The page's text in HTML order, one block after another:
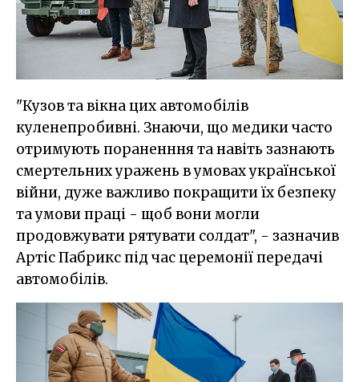
"Кузов та вікна цих автомобілів
куленепробивні. Знаючи, що медики часто
отримують пораненння та навіть зазнають
смертельних уражень в умовах української
війни, дуже важливо покращити їх безпеку
та умови праці - щоб вони могли
продовжувати рятувати солдат", - зазначив
Артіс Пабрикс під час церемонії передачі
автомобілів.